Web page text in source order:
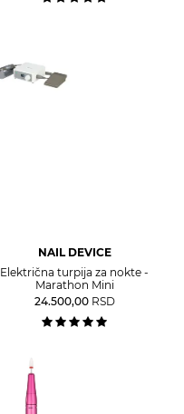
NAIL DEVICE
Električna turpija za nokte -
Marathon Mini
24.500,00 RSD